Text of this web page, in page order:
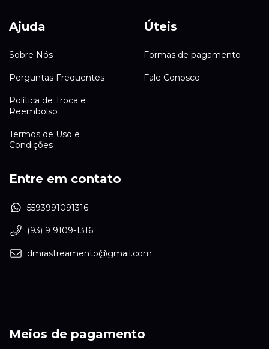
Ajuda
Sobre Nós
Perguntas Frequentes
Política de Troca e
Reembolso
Termos de Uso e
Condições
Úteis
Formas de pagamento
Fale Conosco
Entre em contato
5593991091316
(93) 9 9109-1316
dmrastreamento@gmail.com
Meios de pagamento